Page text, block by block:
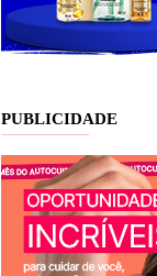
PUBLICIDADE